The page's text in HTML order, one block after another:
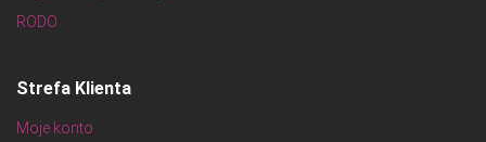
RODO
Strefa Klienta
Moje konto